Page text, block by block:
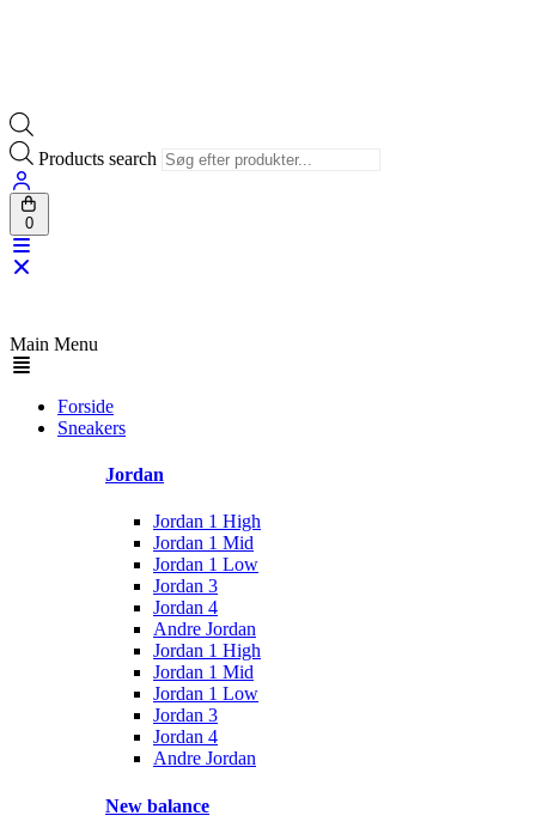
Products search
0
Main Menu
Forside
Sneakers
Jordan
Jordan 1 High
Jordan 1 Mid
Jordan 1 Low
Jordan 3
Jordan 4
Andre Jordan
Jordan 1 High
Jordan 1 Mid
Jordan 1 Low
Jordan 3
Jordan 4
Andre Jordan
New balance